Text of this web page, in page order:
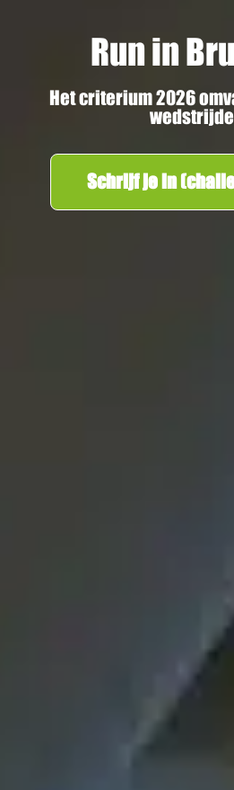
Run in
Het criterium 2026
Schrijf je in